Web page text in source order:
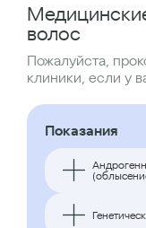
волос
Пожалуйста,
клиники, если у
Показания